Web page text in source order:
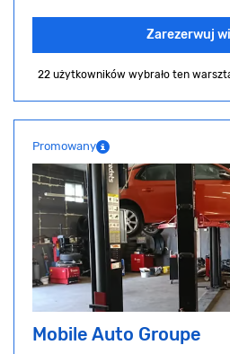
Zarezerwuj
22 użytkowników wybrało ten
Promowany
Mobile Auto Groupe